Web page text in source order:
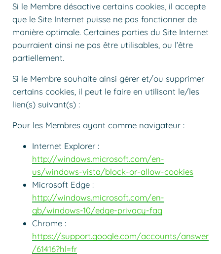
Si le Membre désactive certains cookies, il accepte
que le Site Internet puisse ne pas fonctionner de
manière optimale. Certaines parties du Site Internet
pourraient ainsi ne pas être utilisables, ou l’être
partiellement.
Si le Membre souhaite ainsi gérer et/ou supprimer
certains cookies, il peut le faire en utilisant le/les
lien(s) suivant(s) :
Pour les Membres ayant comme navigateur :
Internet Explorer :
http://windows.microsoft.com/en-
us/windows-vista/block-or-allow-cookies
Microsoft Edge :
http://windows.microsoft.com/en-
gb/windows-10/edge-privacy-faq
Chrome :
https://support.google.com/accounts/answer
/61416?hl=fr